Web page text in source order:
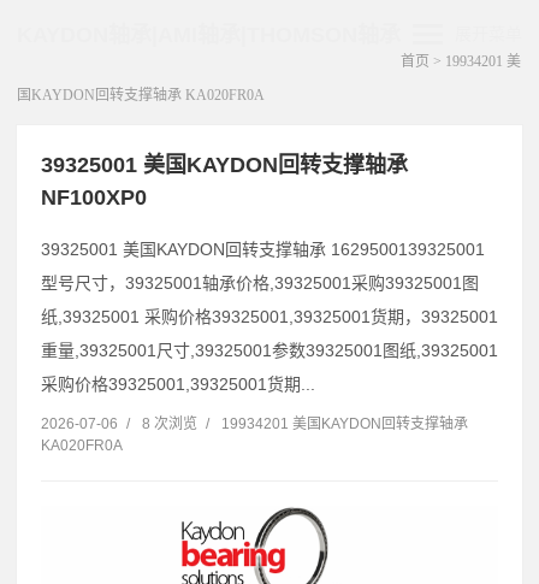
首页 > 19934201 美
国KAYDON回转支撑轴承 KA020FR0A
39325001 美国KAYDON回转支撑轴承
NF100XP0
39325001 美国KAYDON回转支撑轴承 1629500139325001
型号尺寸，39325001轴承价格,39325001采购39325001图
纸,39325001 采购价格39325001,39325001货期，39325001
重量,39325001尺寸,39325001参数39325001图纸,39325001
采购价格39325001,39325001货期...
2026-07-06 / 8 次浏览 /
19934201 美国KAYDON回转支撑轴承
KA020FR0A